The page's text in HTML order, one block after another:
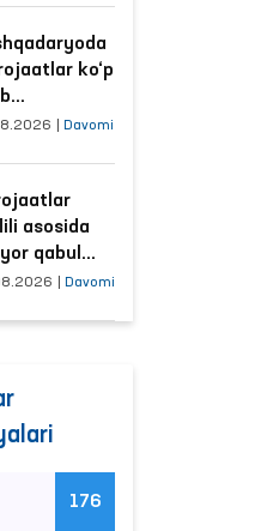
ko‘p
qo‘yildi
Davomi
asosida
qabul
Davomi
176